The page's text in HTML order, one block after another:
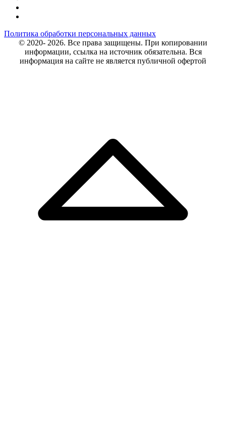
Политика обработки персональных данных
© 2020- 2026. Bce права защищены. При копировании
информации, ссылка на источник обязательна. Вся
информация на сайте не является публичной офертой